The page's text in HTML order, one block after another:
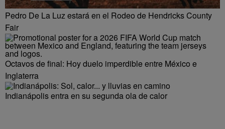
Pedro De La Luz estará en el Rodeo de Hendricks County
Fair
Octavos de final: Hoy duelo imperdible entre México e
Inglaterra
Indianápolis entra en su segunda ola de calor